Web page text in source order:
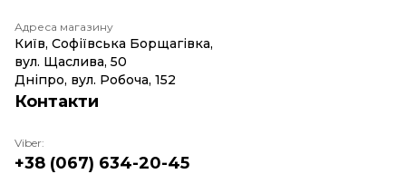
Адреса магазину
Київ, Софіївська Борщагівка,
вул. Щаслива, 50
Дніпро, вул. Робоча, 152
Контакти
Viber:
+38 (067) 634-20-45